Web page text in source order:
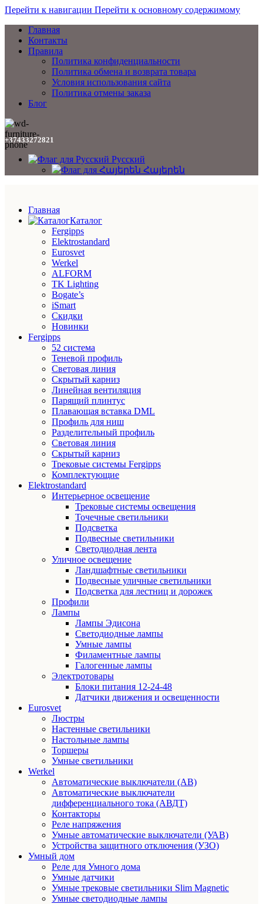
Перейти к навигации Перейти к основному содержимому
Главная
Контакты
Правила
Политика конфиденциальности
Политика обмена и возврата товара
Условия использования сайта
Политика отмены заказа
Блог
+37433272821
Русский
Հայերեն
Главная
Каталог
Fergipps
Elektrostandard
Eurosvet
Werkel
ALFORM
TK Lighting
Bogate’s
iSmart
Скидки
Новинки
Fergipps
52 система
Теневой профиль
Световая линия
Скрытый карниз
Линейная вентиляция
Парящий плинтус
Плавающая вставка DML
Профиль для ниш
Разделительный профиль
Световая линия
Скрытый карниз
Трековые системы Fergipps
Комплектующие
Elektrostandard
Интерьерное освещение
Трековые системы освещения
Точечные светильники
Подсветка
Подвесные светильники
Светодиодная лента
Уличное освещение
Ландшафтные светильники
Подвесные уличные светильники
Подсветка для лестниц и дорожек
Профили
Лампы
Лампы Эдисона
Светодиодные лампы
Умные лампы
Филаментные лампы
Галогенные лампы
Электротовары
Блоки питания 12-24-48
Датчики движения и освещенности
Eurosvet
Люстры
Настенные светильники
Настольные лампы
Торшеры
Умные светильники
Werkel
Автоматические выключатели (АВ)
Автоматические выключатели
дифференциального тока (АВДТ)
Контакторы
Реле напряжения
Умные автоматические выключатели (УАВ)
Устройства защитного отключения (УЗО)
Умный дом
Реле для Умного дома
Умные датчики
Умные трековые светильники Slim Magnetic
Умные светодиодные лампы